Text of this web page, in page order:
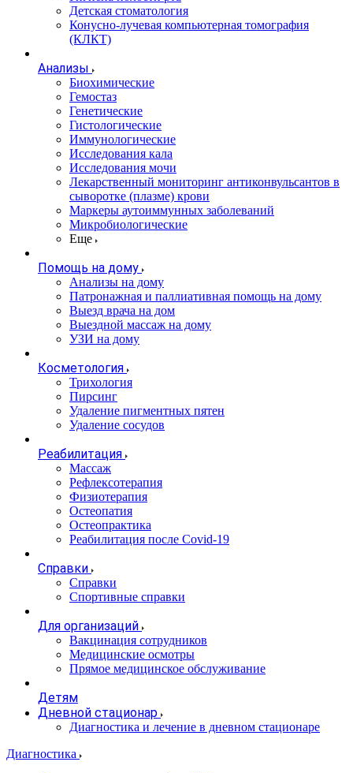
Детская стоматология
Конусно-лучевая компьютерная томография
(КЛКТ)
Анализы
Биохимические
Гемостаз
Генетические
Гистологические
Иммунологические
Исследования кала
Исследования мочи
Лекарственный мониторинг антиконвульсантов в
сыворотке (плазме) крови
Маркеры аутоиммунных заболеваний
Микробиологические
Еще
Помощь на дому
Анализы на дому
Патронажная и паллиативная помощь на дому
Выезд врача на дом
Выездной массаж на дому
УЗИ на дому
Косметология
Трихология
Пирсинг
Удаление пигментных пятен
Удаление сосудов
Реабилитация
Массаж
Рефлексотерапия
Физиотерапия
Остеопатия
Остеопрактика
Реабилитация после Covid-19
Справки
Справки
Спортивные справки
Для организаций
Вакцинация сотрудников
Медицинские осмотры
Прямое медицинское обслуживание
Детям
Дневной стационар
Диагностика и лечение в дневном стационаре
Диагностика